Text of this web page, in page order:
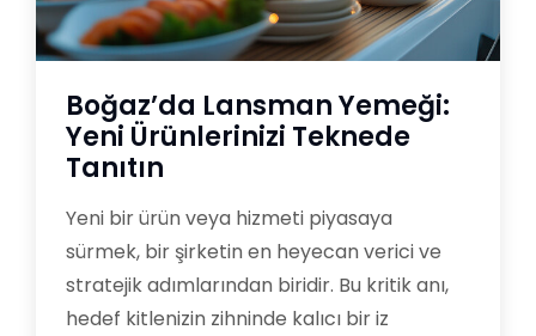
Boğaz’da Lansman Yemeği:
Yeni Ürünlerinizi Teknede
Tanıtın
Yeni bir ürün veya hizmeti piyasaya
sürmek, bir şirketin en heyecan verici ve
stratejik adımlarından biridir. Bu kritik anı,
hedef kitlenizin zihninde kalıcı bir iz